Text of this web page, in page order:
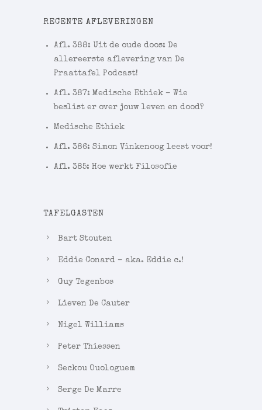
RECENTE AFLEVERINGEN
Afl. 388: Uit de oude doos: De
allereerste aflevering van De
Praattafel Podcast!
Afl. 387: Medische Ethiek – Wie
beslist er over jouw leven en dood?
Medische Ethiek
Afl. 386: Simon Vinkenoog leest voor!
Afl. 385: Hoe werkt Filosofie
TAFELGASTEN
Bart Stouten
Eddie Conard – aka. Eddie c.!
Guy Tegenbos
Lieven De Cauter
Nigel Williams
Peter Thiessen
Seckou Ouologuem
Serge De Marre